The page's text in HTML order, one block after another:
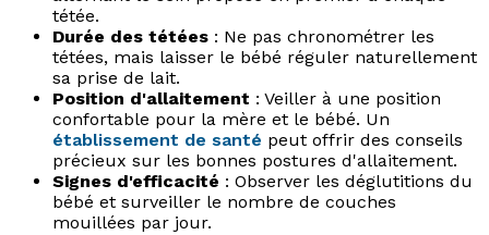
tétée.
Durée des tétées : Ne pas chronométrer les
tétées, mais laisser le bébé réguler naturellement
sa prise de lait.
Position d'allaitement : Veiller à une position
confortable pour la mère et le bébé. Un
établissement de santé peut offrir des conseils
précieux sur les bonnes postures d'allaitement.
Signes d'efficacité : Observer les déglutitions du
bébé et surveiller le nombre de couches
mouillées par jour.